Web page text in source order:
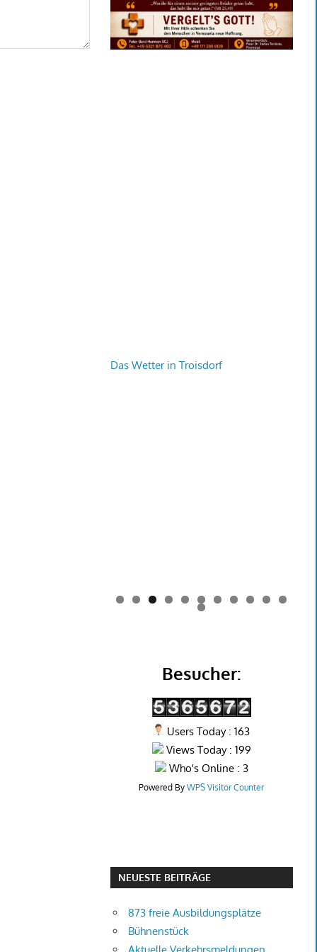
Das Wetter in Troisdorf
0 1
2
Besucher:
Users Today : 163
Views Today : 199
Who's Online : 3
Powered ByWPS Visitor Counter
NEUESTE BEITRÄGE
873 freie Ausbildungsplätze
Bühnenstück